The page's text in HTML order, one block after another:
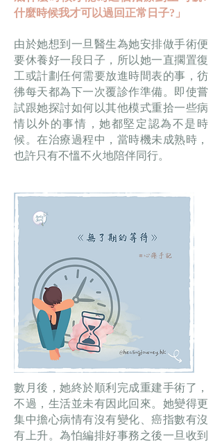
什麼時候我才可以過回正常日子?」
由於她想到一旦醫生為她安排做手術便
要休養好一段日子，所以她一直擱置復
工或計劃任何需要放進時間表的事，彷
彿每天都為下一次覆診作準備。即使嘗
試跟她探討如何以其他模式重拾一些病
情以外的事情，她都堅定認為不是時
候。在治療過程中，當時機未成熟時，
也許只有不慍不火地陪伴同行。
數月後，她終於順利完成重建手術了，
不過，生活並未有因此回來。她變得更
集中擔心病情有沒有變化、癌指數有沒
有上升。為怕編排好事務之後一旦收到